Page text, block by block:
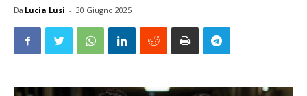
Da Lucia Lusi - 30 Giugno 2025